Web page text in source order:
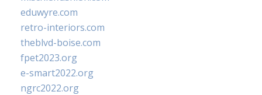
eduwyre.com
retro-interiors.com
theblvd-boise.com
fpet2023.org
e-smart2022.org
ngrc2022.org